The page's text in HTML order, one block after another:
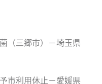
（三郷市）－埼玉県
市利用休止－愛媛県